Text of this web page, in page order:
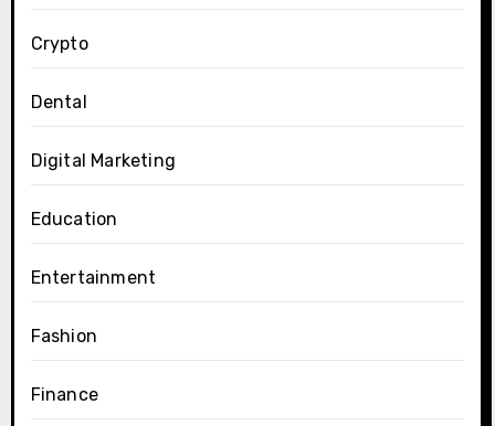
Crypto
Dental
Digital Marketing
Education
Entertainment
Fashion
Finance